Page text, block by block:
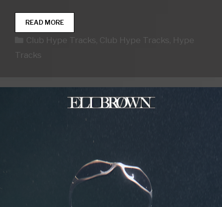
READ MORECLUB
HYPE
TRACKS
Kategorien
Club Hype Tracks, Club Hype Tracks, Hype
Tracks